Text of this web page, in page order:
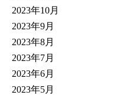
2023年10月
2023年9月
2023年8月
2023年7月
2023年6月
2023年5月